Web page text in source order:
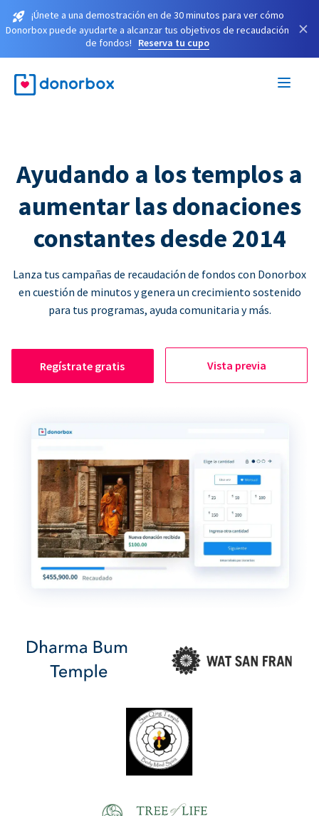
¡Únete a una demostración en de 30 minutos para ver cómo
Donorbox puede ayudarte a alcanzar tus objetivos de recaudación
de fondos!
Reserva tu cupo
×
Ayudando a los templos a
aumentar las donaciones
constantes desde 2014
Lanza tus campañas de recaudación de fondos con Donorbox
en cuestión de minutos y genera un crecimiento sostenido
para tus programas, ayuda comunitaria y más.
Regístrate gratis Vista previa